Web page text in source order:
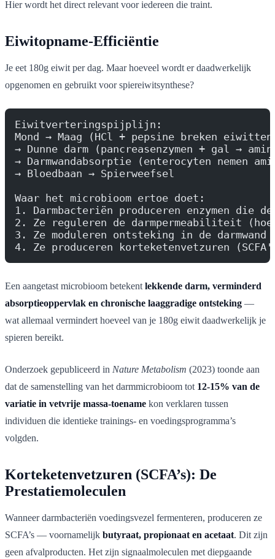
Hier wordt het direct relevant voor iedereen die traint.
Eiwitopname-Efficiëntie
Je eet 180g eiwit per dag. Maar hoeveel wordt er daadwerkelijk
opgenomen en gebruikt voor spiereiwitsynthese?
Eiwitverteringspijplijn:
Mond → Maag (HCl + pepsine breken
→ Dunne darm (pancreasenzymen + gal →
→ Darmwandabsorptie (enterocyten nemen
→ Bloedbaan → Spierweefsel
Waar het microbioom ertoe doet:
1. Darmbacteriën produceren enzymen die de
2. Ze reguleren de darmpermeabiliteit (hoe
3. Ze moduleren ontsteking in de darmwand
4. Ze produceren korteketenvetzuren
Een aangetast microbioom betekent lekkende darm, verminderd
absorptieoppervlak en chronische laaggradige ontsteking —
wat allemaal vermindert hoeveel van je 180g eiwit daadwerkelijk je
spieren bereikt.
Onderzoek gepubliceerd in Nature Metabolism (2023) toonde aan
dat de samenstelling van het darmmicrobioom tot 12-15% van de
variatie in vetvrije massa-toename kon verklaren tussen
individuen die identieke trainings- en voedingsprogramma’s
volgden.
Korteketenvetzuren (SCFA’s): De
Prestatiemoleculen
Wanneer darmbacteriën voedingsvezel fermenteren, produceren ze
SCFA’s — voornamelijk butyraat, propionaat en acetaat. Dit zijn
geen afvalproducten. Het zijn signaalmoleculen met diepgaande